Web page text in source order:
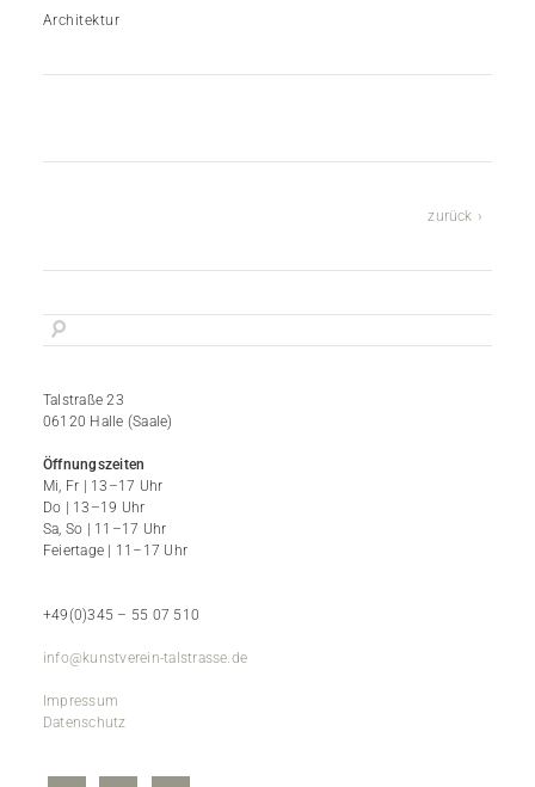
Architektur
zurück
Talstraße 23
06120 Halle (Saale)
Öffnungszeiten
Mi, Fr | 13–17 Uhr
Do | 13–19 Uhr
Sa, So | 11–17 Uhr
Feiertage | 11–17 Uhr
+49(0)345 – 55 07 510
info@kunstverein-talstrasse.de
Impressum
Datenschutz